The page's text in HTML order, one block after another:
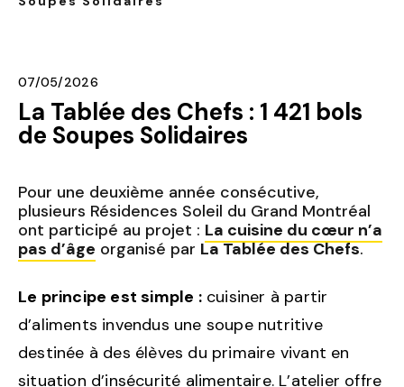
07/05/2026
La Tablée des Chefs : 1 421 bols
de Soupes Solidaires
Pour une deuxième année consécutive,
plusieurs Résidences Soleil du Grand Montréal
ont participé au projet : La cuisine du cœur n’a
pas d’âge organisé par La Tablée des Chefs.
Le principe est simple :cuisiner à partir
d’aliments invendus une soupe nutritive
destinée à des élèves du primaire vivant en
situation d’insécurité alimentaire. L’atelier offre